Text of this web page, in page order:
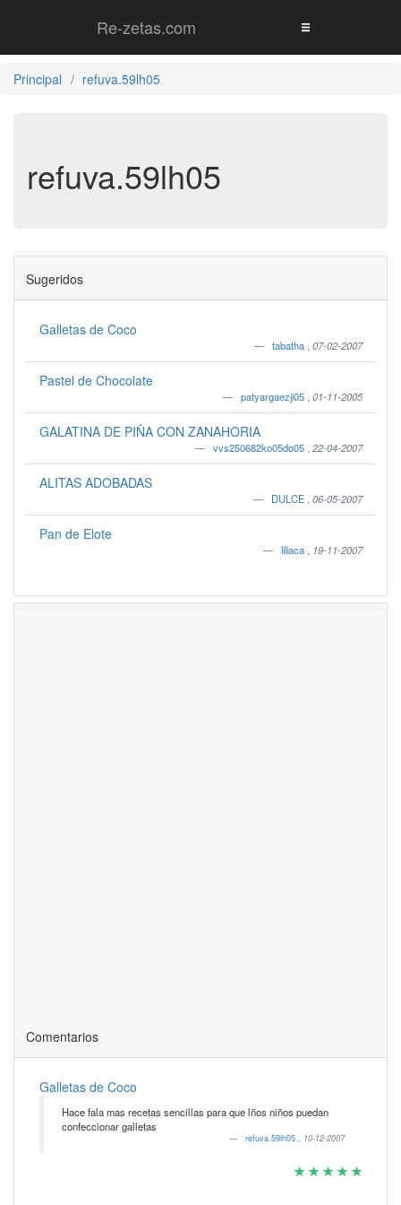
Re-zetas.com
Principal refuva.59lh05
refuva.59lh05
Sugeridos
Galletas de Coco
tabatha 07-02-2007
Pastel de Chocolate
patyargaezji05 01-11-2005
GALATINA DE PIÑA CON ZANAHORIA
vvs250682ko05do05 22-04-2007
ALITAS ADOBADAS
DULCE 06-05-2007
Pan de Elote
liliaca 19-11-2007
Comentarios
Galletas de Coco
Hace fala mas recetas sencillas para que lños niños puedan
confeccionar galletas
refuva.59lh05 , 10-12-2007